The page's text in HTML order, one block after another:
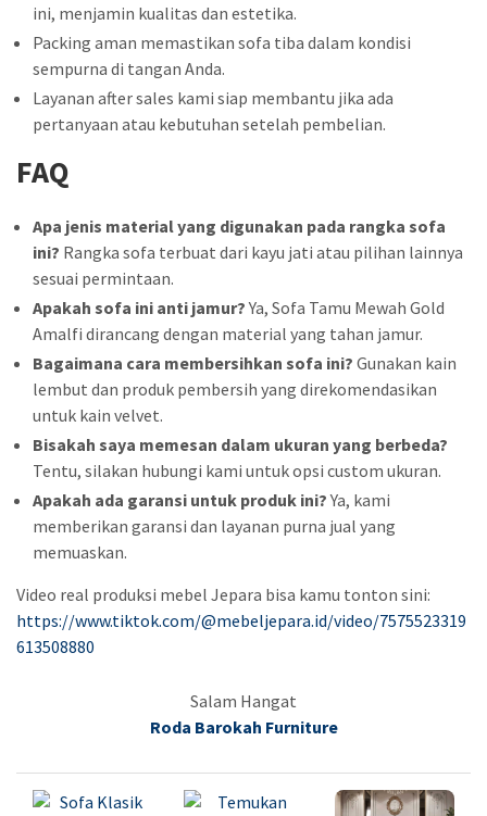
ini, menjamin kualitas dan estetika.
Packing aman memastikan sofa tiba dalam kondisi
sempurna di tangan Anda.
Layanan after sales kami siap membantu jika ada
pertanyaan atau kebutuhan setelah pembelian.
FAQ
Apa jenis material yang digunakan pada rangka sofa
ini? Rangka sofa terbuat dari kayu jati atau pilihan lainnya
sesuai permintaan.
Apakah sofa ini anti jamur?Ya, Sofa Tamu Mewah Gold
Amalfi dirancang dengan material yang tahan jamur.
Bagaimana cara membersihkan sofa ini? Gunakan kain
lembut dan produk pembersih yang direkomendasikan
untuk kain velvet.
Bisakah saya memesan dalam ukuran yang berbeda?
Tentu, silakan hubungi kami untuk opsi custom ukuran.
Apakah ada garansi untuk produk ini?Ya, kami
memberikan garansi dan layanan purna jual yang
memuaskan.
Video real produksi mebel Jepara bisa kamu tonton sini:
https://www.tiktok.com/@mebeljepara.id/video/7575523319
613508880
Salam Hangat
Roda Barokah Furniture